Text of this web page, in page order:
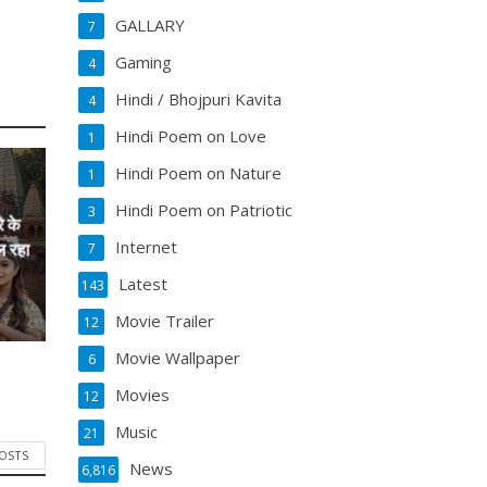
के
रहा
GALLARY
7
Gaming
4
Hindi / Bhojpuri Kavita
4
Hindi Poem on Love
1
Hindi Poem on Nature
1
Hindi Poem on Patriotic
3
Internet
7
Latest
143
Movie Trailer
12
Movie Wallpaper
6
Movies
12
Music
21
News
6,816